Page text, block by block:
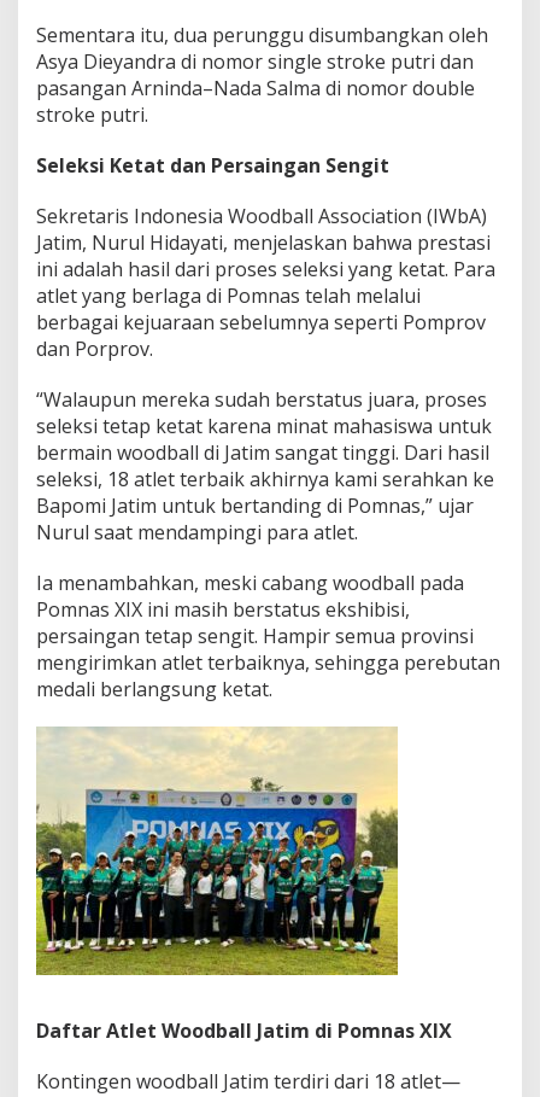
X
Sementara itu, dua perunggu disumbangkan oleh
Asya Dieyandra di nomor single stroke putri dan
pasangan Arninda–Nada Salma di nomor double
stroke putri.
Seleksi Ketat dan Persaingan Sengit
Sekretaris Indonesia Woodball Association (IWbA)
Jatim, Nurul Hidayati, menjelaskan bahwa prestasi
ini adalah hasil dari proses seleksi yang ketat. Para
atlet yang berlaga di Pomnas telah melalui
berbagai kejuaraan sebelumnya seperti Pomprov
dan Porprov.
“Walaupun mereka sudah berstatus juara, proses
seleksi tetap ketat karena minat mahasiswa untuk
bermain woodball di Jatim sangat tinggi. Dari hasil
seleksi, 18 atlet terbaik akhirnya kami serahkan ke
Bapomi Jatim untuk bertanding di Pomnas,” ujar
Nurul saat mendampingi para atlet.
Ia menambahkan, meski cabang woodball pada
Pomnas XIX ini masih berstatus ekshibisi,
persaingan tetap sengit. Hampir semua provinsi
mengirimkan atlet terbaiknya, sehingga perebutan
medali berlangsung ketat.
Daftar Atlet Woodball Jatim di Pomnas XIX
Kontingen woodball Jatim terdiri dari 18 atlet—